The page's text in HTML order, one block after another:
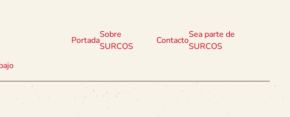
Portada
Sobre
SURCOS
Contacto
Sea parte de
SURCOS